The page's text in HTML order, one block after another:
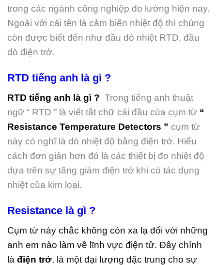
trong các ngành công nghiệp đo lường hiện nay.
Ngoài với cái tên là cảm biến nhiệt độ thì chúng
còn được biết đến như đầu dò nhiệt RTD, đầu
dò điện trở.
RTD tiếng anh là gì ?
RTD tiếng anh là gì ? Trong tiếng anh thuật
ngữ “ RTD ” là viết tắt chữ cái đầu của cụm từ “
Resistance Temperature Detectors ” cụm từ
này có nghĩ là dò nhiệt độ bằng điện trở. Hiểu
cách đơn giản hơn đó là các thiết bị đo nhiệt độ
dựa trên sự tăng giảm điện trở khi có tác dụng
nhiệt của kim loại.
Resistance là gì ?
Cụm từ này chắc không còn xa lạ đối với những
anh em nào làm về lĩnh vực điện tử. Đây chính
là điện trở, là một đại lượng đặc trung cho sự